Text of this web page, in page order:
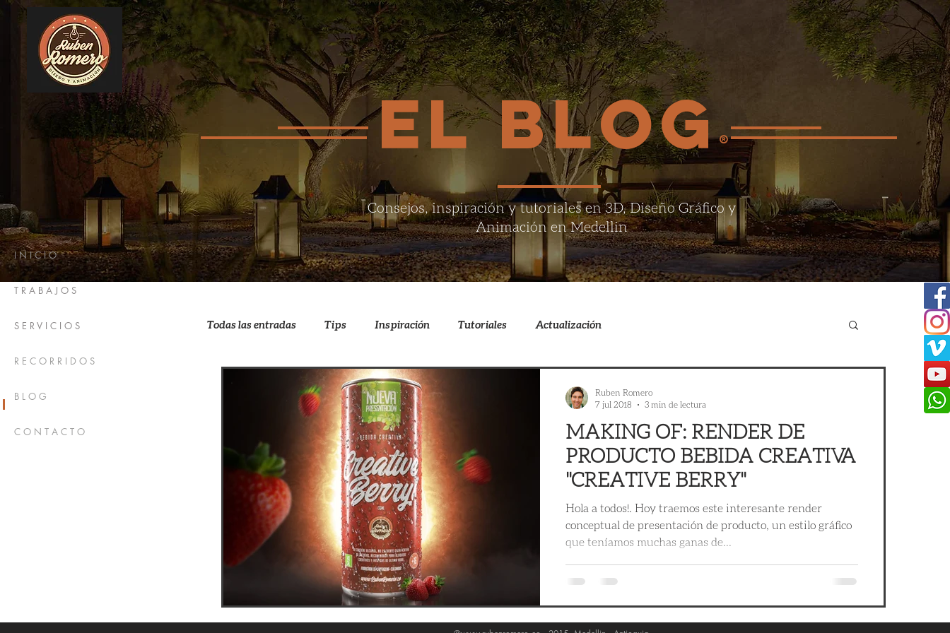
C O N T A C T O
B L O G
R E C O R R I D O S
S E R V I C I O S
T R A B A J O S
I N I C I O
EL BLOG®
Consejos, inspiración y tutoriales en 3D, Diseño Gráfico y
Animación en Medellin
Todas las entradas Tips Inspiración Tutoriales Actualización
MAKING OF: RENDER DE
PRODUCTO BEBIDA CREATIVA
"CREATIVE BERRY"
Hola a todos!. Hoy traemos este interesante render
conceptual de presentación de producto, un estilo gráfico
que teníamos muchas ganas de...
Ruben Romero
7 jul 2018
3 min de lectura